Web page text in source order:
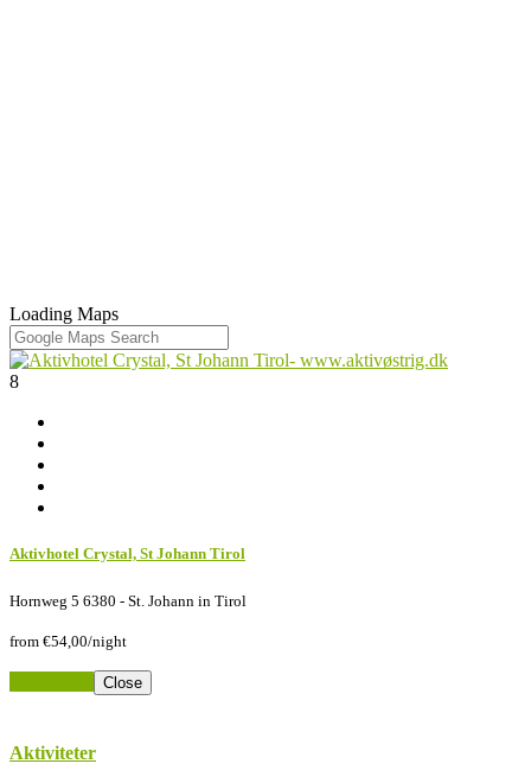
Loading Maps
8
Aktivhotel Crystal, St Johann Tirol
Hornweg 5 6380 - St. Johann in Tirol
from €54,00/night
Close
Aktiviteter